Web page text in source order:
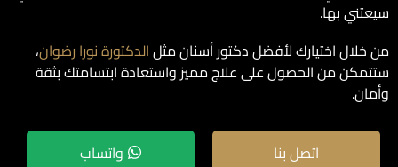
سيعتني بها.
من خلال اختيارك لأفضل دكتور أسنان مثلالدكتورة نورا رضوان،
ستتمكن من الحصول على علاج مميز واستعادة ابتسامتك بثقة
وأمان.
اتصل بنا واتساب